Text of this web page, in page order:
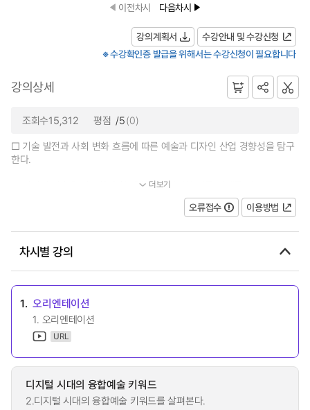
이전차시 다음차시
강의계획서
수강안내 및 수강신청
※ 수강확인증 발급을 위해서는 수강신청이 필요합니다
강의상세
조회수15,312 평점 /5(0)
□ 기술 발전과 사회 변화 흐름에 따른 예술과 디자인 산업 경향성을 탐구
한다.
□ 디지털 기술을 접목한 융합 예술가의 다양한 작품 사례를 연...
더보기
오류접수 이용방법
차시별 강의
1. 오리엔테이션
1. 오리엔테이션
URL
디지털 시대의 융합예술 키워드
2.디지털 시대의 융합예술 키워드를 살펴본다.